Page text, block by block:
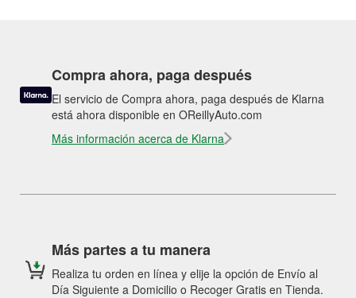
Compra ahora, paga después
El servicio de Compra ahora, paga después de Klarna
está ahora disponible en OReillyAuto.com
Más información acerca de Klarna
Más partes a tu manera
Realiza tu orden en línea y elije la opción de Envío al
Día Siguiente a Domicilio o Recoger Gratis en Tienda.